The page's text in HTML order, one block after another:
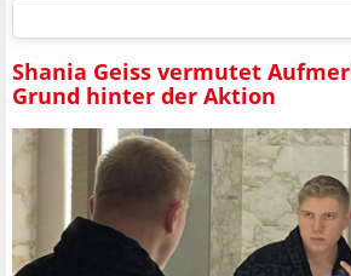
Shania Geiss vermutet
Grund hinter der Aktion